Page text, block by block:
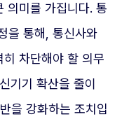
의미를 가집니다. 통
을 통해, 통신사와
차단해야 할 의무
기기 확산을 줄이
을 강화하는 조치입